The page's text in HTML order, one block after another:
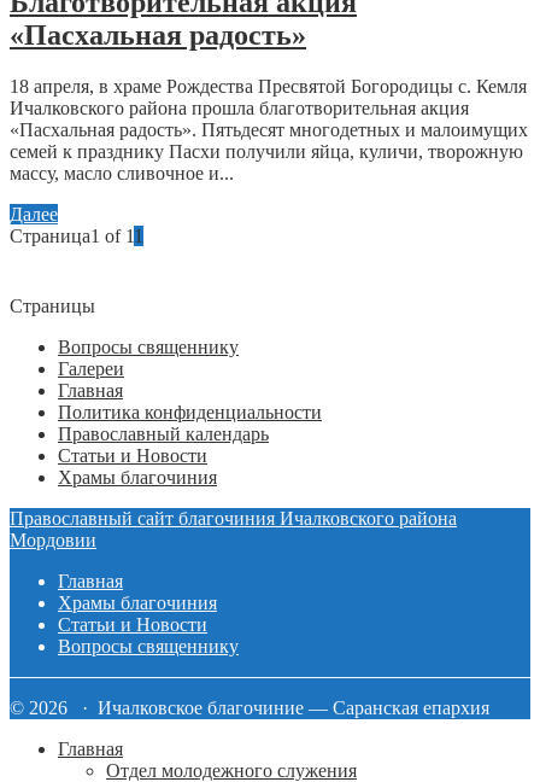
«Пасхальная радость»
18 апреля, в храме Рождества Пресвятой Богородицы с. Кемля
Ичалковского района прошла благотворительная акция
«Пасхальная радость». Пятьдесят многодетных и малоимущих
семей к празднику Пасхи получили яйца, куличи, творожную
массу, масло сливочное и...
Далее
Страница1 of 11
Страницы
Вопросы священнику
Галереи
Главная
Политика конфиденциальности
Православный календарь
Статьи и Новости
Храмы благочиния
Православный сайт благочиния Ичалковского района
Мордовии
Главная
Храмы благочиния
Статьи и Новости
Вопросы священнику
© 2026 · Ичалковское благочиние — Саранская епархия
Главная
Отдел молодежного служения